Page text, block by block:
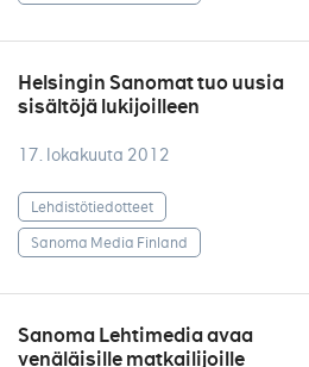
Helsingin Sanomat tuo uusia
sisältöjä lukijoilleen
17. lokakuuta 2012
Lehdistötiedotteet
Sanoma Media Finland
Sanoma Lehtimedia avaa
venäläisille matkailijoille